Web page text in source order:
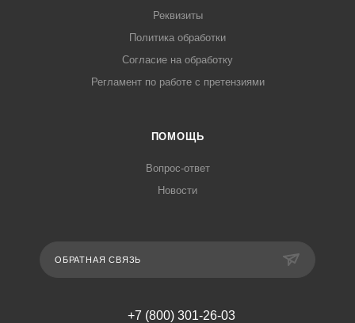
Реквизиты
Политика обработки
Согласие на обработку
Регламент по работе с претензиями
ПОМОЩЬ
Вопрос-ответ
Новости
ОБРАТНАЯ СВЯЗЬ
+7 (800) 301-26-03